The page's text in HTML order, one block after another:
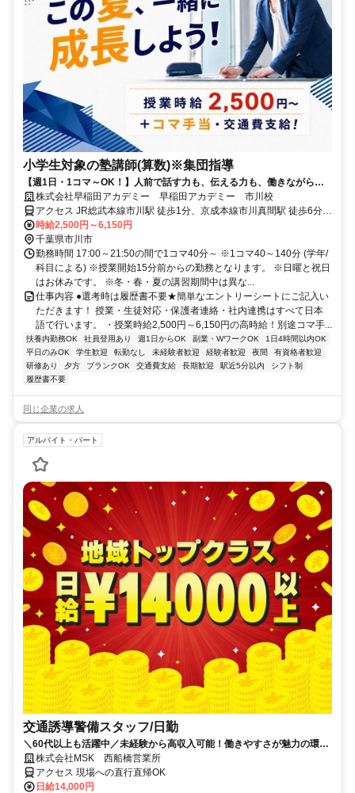
小学生対象の塾講師(算数)※集団指導
【週1日・1コマ～OK！】人前で話す力も、伝える力も、働きながら自
然と身につく仕事です
株式会社早稲田アカデミー 早稲田アカデミー 市川校
アクセス JR総武本線市川駅 徒歩1分、京成本線市川真間駅 徒歩6分、
京成本線国府台駅 徒歩13分
時給2,500円～6,150円
千葉県市川市
勤務時間 17:00～21:50の間で1コマ40分～ ※1コマ40～140分 (学年/
科目による) ※授業開始15分前からの勤務となります。 ※日曜と祝日
はお休みです。 ※冬・春・夏の講習期間中は異な...
仕事内容 ●選考時は履歴書不要★簡単なエントリーシートにご記入い
ただきます！ 授業・生徒対応・保護者連絡・社内連携はすべて日本
語で行います。 ・授業時給2,500円～6,150円の高時給！別途コマ手...
扶養内勤務OK 社員登用あり 週1日からOK 副業・WワークOK
1日4時間以内OK
平日のみOK
学生歓迎 転勤なし 未経験者歓迎 経験者歓迎 夜間
有資格者歓迎
研修あり
夕方 ブランクOK 交通費支給 長期歓迎 駅近5分以内
シフト制
履歴書不要
同じ企業の求人
アルバイト・パート
交通誘導警備スタッフ/日勤
＼60代以上も活躍中／未経験から高収入可能！働きやすさが魅力の環境
で警備員デビューをしませんか！【月収28万円可能！日払いもOK！】
勤務3日前迄シフト申請が可能です！週1日～・短期もOK！あなたのラ
イフスタイルに合わせてお仕事しませんか！未経験者大歓迎！年代幅広
株式会社MSK 西船橋営業所
アクセス 現場への直行直帰OK
日給14,000円